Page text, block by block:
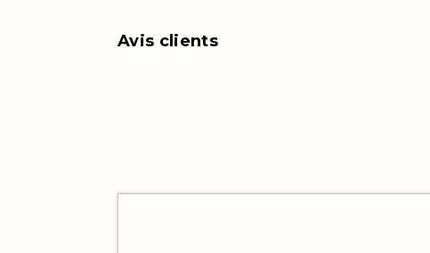
Avis clients